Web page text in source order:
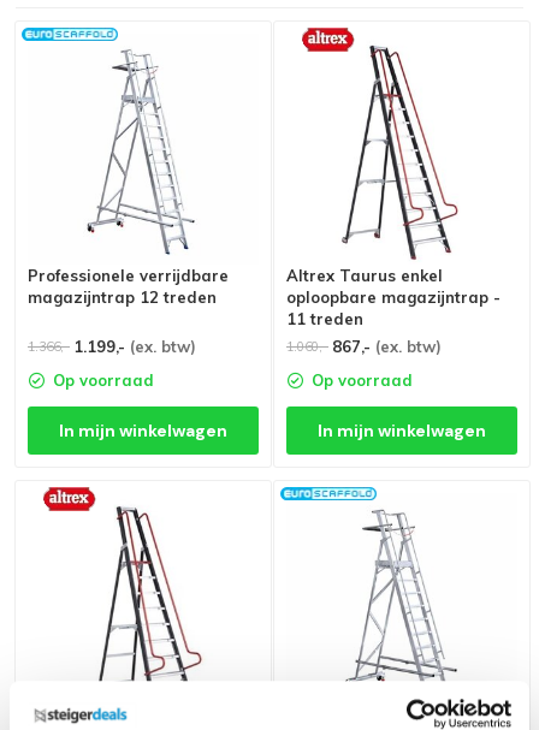
Professionele verrijdbare
magazijntrap 12 treden
1.366,- 1.199,- (ex. btw)
Op voorraad
In mijn winkelwagen
Altrex Taurus enkel
oploopbare magazijntrap -
11 treden
1.060,- 867,- (ex. btw)
Op voorraad
In mijn winkelwagen